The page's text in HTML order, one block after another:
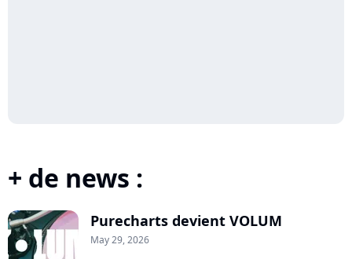
+ de news :
Purecharts devient VOLUM
May 29, 2026